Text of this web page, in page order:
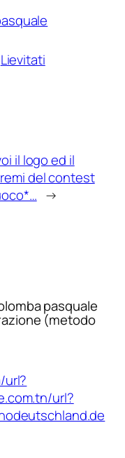
Lievitati
il logo ed il
del contest
→
pasquale
(metodo
url?
url?